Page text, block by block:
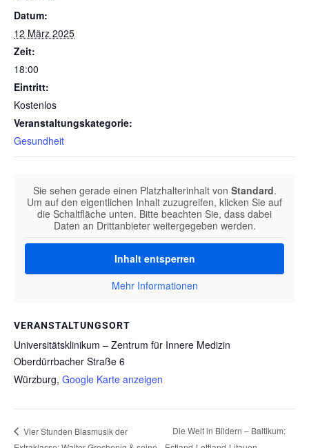
Datum:
12 März 2025
Zeit:
18:00
Eintritt:
Kostenlos
Veranstaltungskategorie:
Gesundheit
VERANSTALTUNGSORT
Universitätsklinikum – Zentrum für Innere Medizin
Oberdürrbacher Straße 6
Würzburg, Google Karte anzeigen
Sie sehen gerade einen Platzhalterinhalt von Standard.
Um auf den eigentlichen Inhalt zuzugreifen, klicken Sie auf
die Schaltfläche unten. Bitte beachten Sie, dass dabei
Daten an Drittanbieter weitergegeben werden.
Inhalt entsperren
Mehr Informationen
Vier Stunden Blasmusik der
Die Welt in Bildern – Baltikum: